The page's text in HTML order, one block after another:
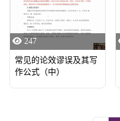
247
常见的论效谬误及其写
作公式（中）